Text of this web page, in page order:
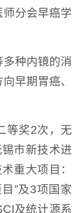
分会早癌学
种内镜的消
早期胃癌、
等奖2次，无
市新技术进
重大项目：
”及3项国家
及统计源系